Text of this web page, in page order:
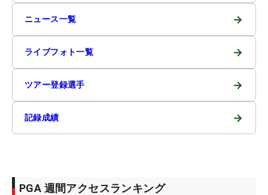
ニュース一覧 →
ライブフォト一覧 →
ツアー登録選手 →
記録成績 →
PGA 週間アクセスランキング